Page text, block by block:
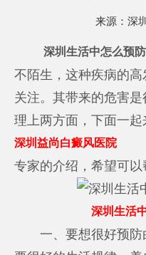
来源： 深
深圳生活中怎么预
不陌生，这种疾病的
关注。其带来的危害
理上两方面，下面一起
深圳益尚白癜风医院
专家的介绍，希望可以
深圳生活
一、要想很好预防